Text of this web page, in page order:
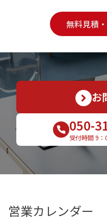
無料見積
お
050-
受付時間 9：
営業カレンダー